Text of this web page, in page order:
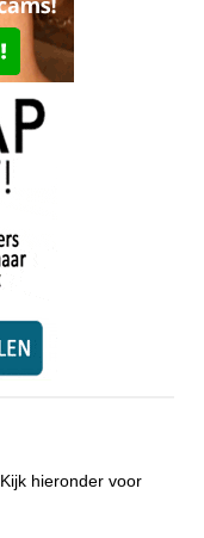
hieronder voor